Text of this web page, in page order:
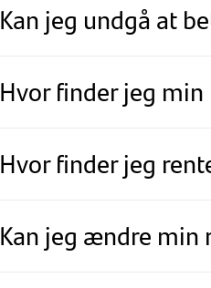
Kan jeg undgå at
Hvor finder jeg
Hvor finder jeg
Kan jeg ændre min